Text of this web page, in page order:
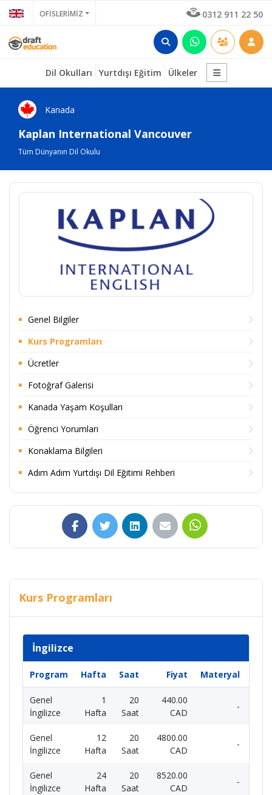
OFİSLERİMİZ 0312 911 22 50
Dil Okulları Yurtdışı Eğitim Ülkeler
Kanada
Kaplan International Vancouver
Tüm Dünyanın Dil Okulu
Genel Bilgiler
Kurs Programları
Ücretler
Fotoğraf Galerisi
Kanada Yaşam Koşulları
Öğrenci Yorumları
Konaklama Bilgileri
Adım Adım Yurtdışı Dil Eğitimi Rehberi
Kurs Programları
İngilizce
Program Hafta Saat Fiyat Materyal
Genel
İngilizce
1
Hafta
20
Saat
440.00
CAD
-
Genel
İngilizce
12
Hafta
20
Saat
4800.00
CAD
-
Genel
İngilizce
24
Hafta
20
Saat
8520.00
CAD
-